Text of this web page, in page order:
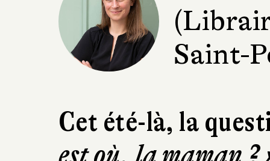
Saint-
Cet été-là, la